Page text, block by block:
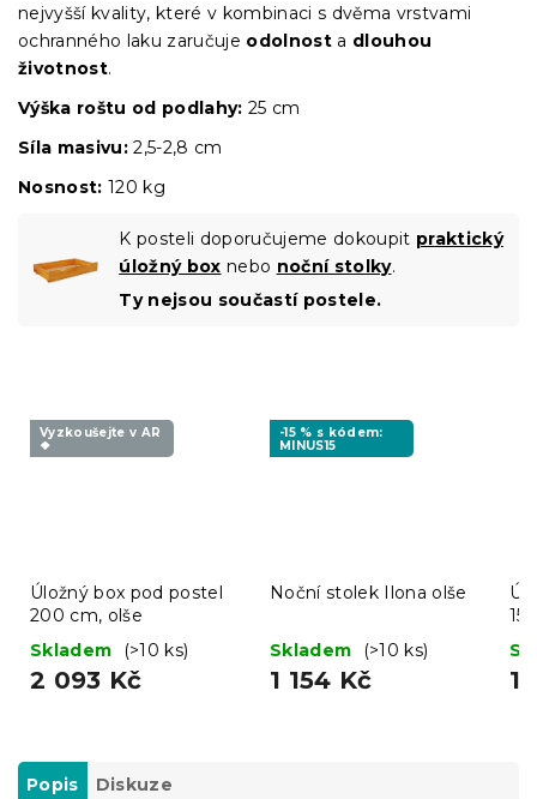
nejvyšší kvality, které v kombinaci s dvěma vrstvami
ochranného laku zaručuje odolnost a dlouhou
životnost.
Výška roštu od podlahy: 25 cm
Síla masivu: 2,5-2,8 cm
Nosnost: 120 kg
K posteli doporučujeme dokoupit praktický
úložný box nebo noční stolky.
Ty nejsou součastí postele.
Vyzkoušejte v AR
❖
Úložný box pod postel
200 cm, olše
Skladem
(>10 ks)
2 093 Kč
-15 % s kódem:
MINUS15
Noční stolek Ilona olše
Skladem (>10 ks)
1 154 Kč 1
Popis Diskuze